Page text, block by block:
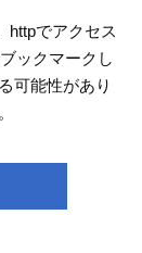
httpでアクセス
ックマークし
可能性があり